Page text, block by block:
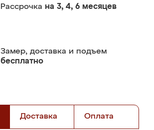
Рассрочка на 3, 4, 6 месяцев
Замер, доставка и подъем
бесплатно
Доставка Оплата